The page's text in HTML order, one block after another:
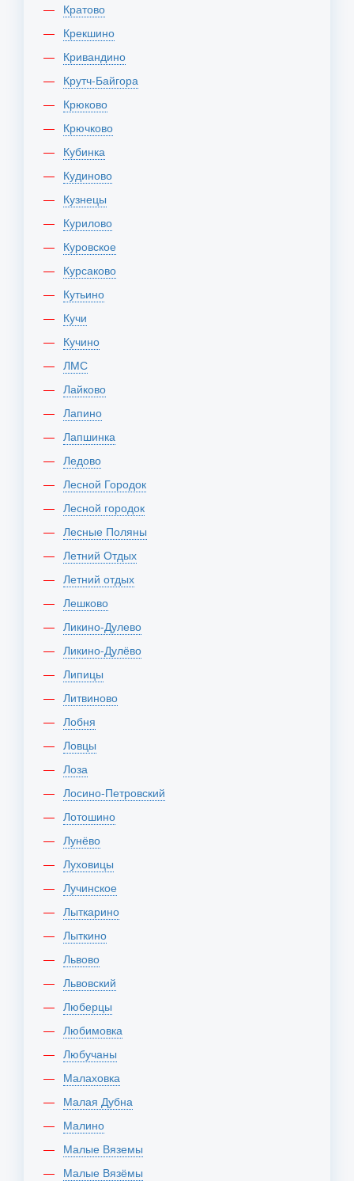
Кратово
Крекшино
Кривандино
Крутч-Байгора
Крюково
Крючково
Кубинка
Кудиново
Кузнецы
Курилово
Куровское
Курсаково
Кутьино
Кучи
Кучино
ЛМС
Лайково
Лапино
Лапшинка
Ледово
Лесной Городок
Лесной городок
Лесные Поляны
Летний Отдых
Летний отдых
Лешково
Ликино-Дулево
Ликино-Дулёво
Липицы
Литвиново
Лобня
Ловцы
Лоза
Лосино-Петровский
Лотошино
Лунёво
Луховицы
Лучинское
Лыткарино
Лыткино
Львово
Львовский
Люберцы
Любимовка
Любучаны
Малаховка
Малая Дубна
Малино
Малые Вяземы
Малые Вязёмы